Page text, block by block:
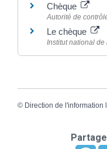
Chèque
Autorité de
Le chèque
Institut national
© Direction de l'information